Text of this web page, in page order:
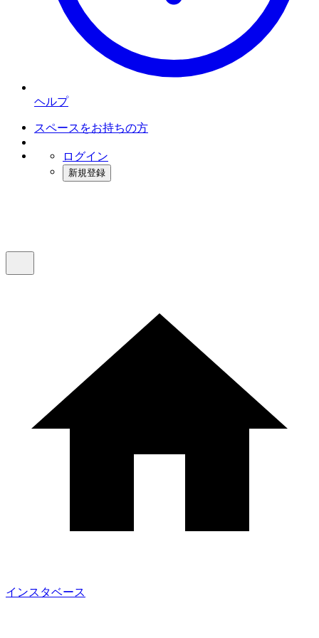
ヘルプ
スペースをお持ちの方
ログイン
新規登録
インスタベース